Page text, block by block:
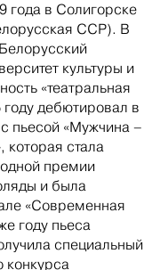
года в Солигорске
ССР). В
культуры и
«театральная
дебютировал в
пьесой «Мужчина –
стала
премии
и была
«Современная
году пьеса
специальный
конкурса